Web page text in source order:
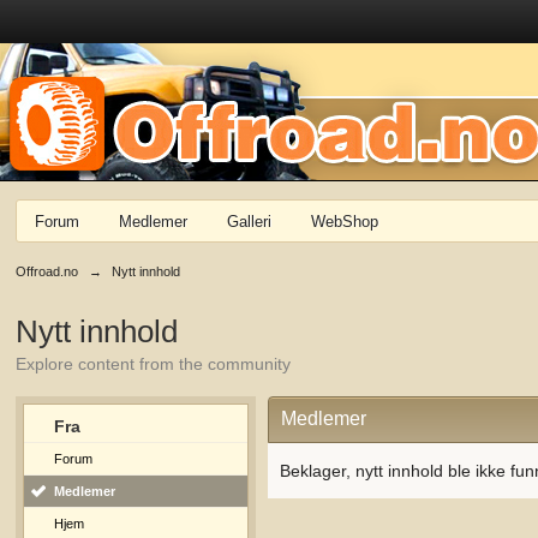
Forum Medlemer Galleri WebShop
Offroad.no → Nytt innhold
Nytt innhold
Explore content from the community
Fra
Forum
Medlemer
Hjem
Medlemer
Beklager, nytt innhold ble ikke